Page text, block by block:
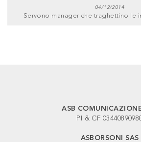
04/12/2014
Servono manager che traghettino le
ASB
PI & CF
ASBORSONI SAS